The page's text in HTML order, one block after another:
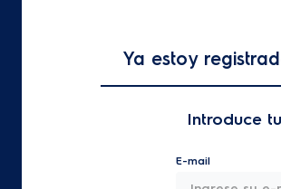
Ya estoy
Introduce
E-mail